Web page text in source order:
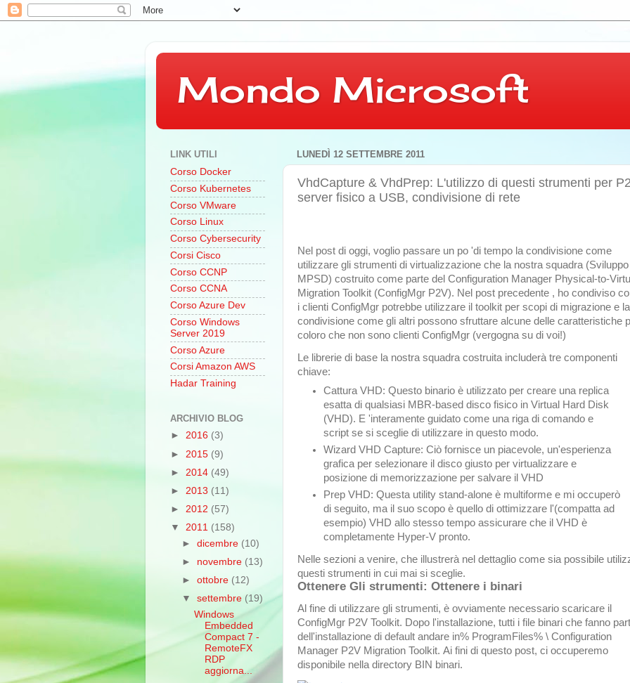
Mondo Microsoft
LUNEDÌ 12 SETTEMBRE 2011
VhdCapture & VhdPrep: L'utilizzo di questi strumenti per
server fisico a USB, condivisione di rete
Nel post di oggi, voglio passare un po 'di tempo la condivisione come
utilizzare gli strumenti di virtualizzazione che la nostra squadra (Sviluppo
MPSD) costruito come parte del Configuration Manager Physical-to-
Migration Toolkit (ConfigMgr P2V). Nel post precedente , ho condiviso
i clienti ConfigMgr potrebbe utilizzare il toolkit per scopi di migrazione e la
condivisione come gli altri possono sfruttare alcune delle caratteristiche
coloro che non sono clienti ConfigMgr (vergogna su di voi!)
Le librerie di base la nostra squadra costruita includerà tre componenti
chiave:
Cattura VHD: Questo binario è utilizzato per creare una replica
esatta di qualsiasi MBR-based disco fisico in Virtual Hard Disk
(VHD). E 'interamente guidato come una riga di comando e
script se si sceglie di utilizzare in questo modo.
Wizard VHD Capture: Ciò fornisce un piacevole, un'esperienza
grafica per selezionare il disco giusto per virtualizzare e
posizione di memorizzazione per salvare il VHD
Prep VHD: Questa utility stand-alone è multiforme e mi occuperò
di seguito, ma il suo scopo è quello di ottimizzare l'(compatta ad
esempio) VHD allo stesso tempo assicurare che il VHD è
completamente Hyper-V pronto.
Nelle sezioni a venire, che illustrerà nel dettaglio come sia possibile
questi strumenti in cui mai si sceglie.
Ottenere Gli strumenti: Ottenere i binari
Al fine di utilizzare gli strumenti, è ovviamente necessario scaricare il
ConfigMgr P2V Toolkit. Dopo l'installazione, tutti i file binari che fanno
dell'installazione di default andare in% ProgramFiles% \ Configuration
Manager P2V Migration Toolkit. Ai fini di questo post, ci occuperemo
disponibile nella directory BIN binari.
LINK UTILI
Corso Docker
Corso Kubernetes
Corso VMware
Corso Linux
Corso Cybersecurity
Corsi Cisco
Corso CCNP
Corso CCNA
Corso Azure Dev
Corso Windows
Server 2019
Corso Azure
Corsi Amazon AWS
Hadar Training
ARCHIVIO BLOG
► 2016 (3)
► 2015 (9)
► 2014 (49)
► 2013 (11)
► 2012 (57)
▼ 2011 (158)
►dicembre (10)
► novembre (13)
►ottobre (12)
▼settembre (19)
Windows
Embedded
Compact 7 -
RemoteFX
RDP
aggiorna...